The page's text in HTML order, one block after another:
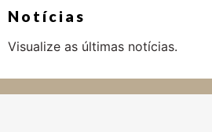
Notícias
Visualize as últimas notícias.